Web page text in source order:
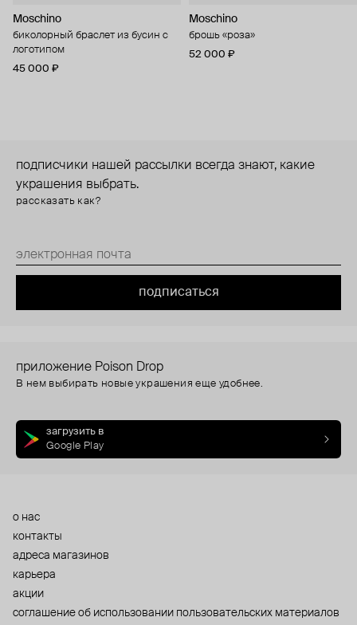
Moschino
биколорный браслет из бусин с
логотипом
45 000 ₽
Moschino
брошь «роза»
52 000 ₽
подписчики нашей рассылки всегда знают, какие
украшения выбрать.
рассказать как?
подписаться
приложение Poison Drop
В нем выбирать новые украшения еще удобнее.
загрузить в
Google Play
о нас
контакты
адреса магазинов
карьера
акции
cоглашение об использовании пользовательских материалов